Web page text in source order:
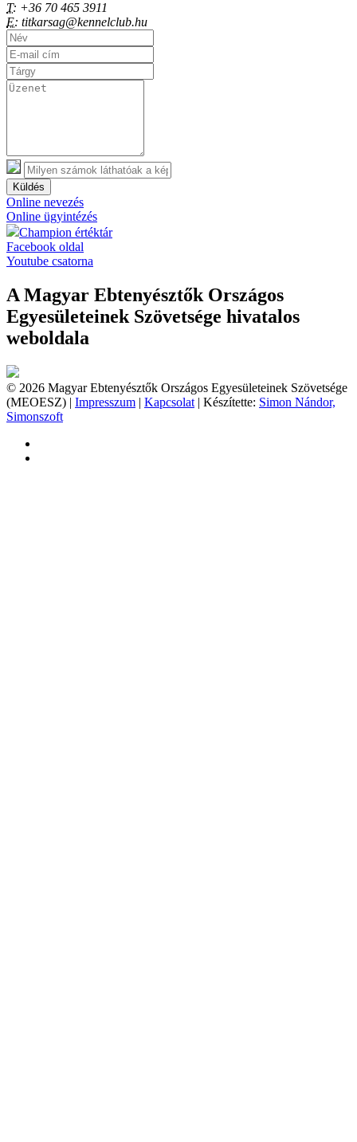
T: +36 70 465 3911
E: titkarsag@kennelclub.hu
Küldés
Online nevezés
Online ügyintézés
Champion értéktár
Facebook oldal
Youtube csatorna
A Magyar Ebtenyésztők Országos
Egyesületeinek Szövetsége hivatalos
weboldala
© 2026 Magyar Ebtenyésztők Országos Egyesületeinek Szövetsége
(MEOESZ) | Impresszum | Kapcsolat | Készítette: Simon Nándor,
Simonszoft